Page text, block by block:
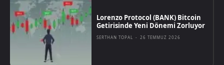
Lorenzo Protocol (BANK) Bitcoin
Getirisinde Yeni Dönemi Zorluyor
SERTHAN TOPAL - 26 TEMMUZ 2026